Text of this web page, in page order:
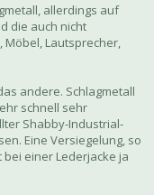
allerdings auf
die auch nicht
Lautsprecher,
andere. Schlagmetall
schnell sehr
Shabby-Industrial-
Eine Versiegelung, so
bei einer Lederjacke ja